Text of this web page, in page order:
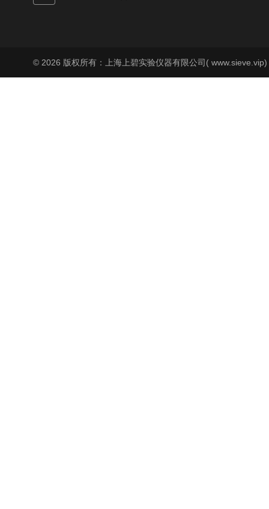
© 2026 版权所有：上海上碧实验仪器有限公司(